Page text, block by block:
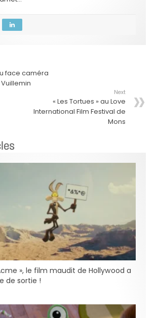
face caméra
Next
« Les Tortues » au Love
International Film Festival de
Mons
», le film maudit de Hollywood a
de sortie !